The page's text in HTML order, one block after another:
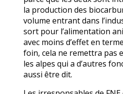
la production des
volume entrant dans
sort pour l’alimentation
avec moins d’effet en
foin, cela ne remettra pas
les alpes qui a d’autres
aussi être dit.